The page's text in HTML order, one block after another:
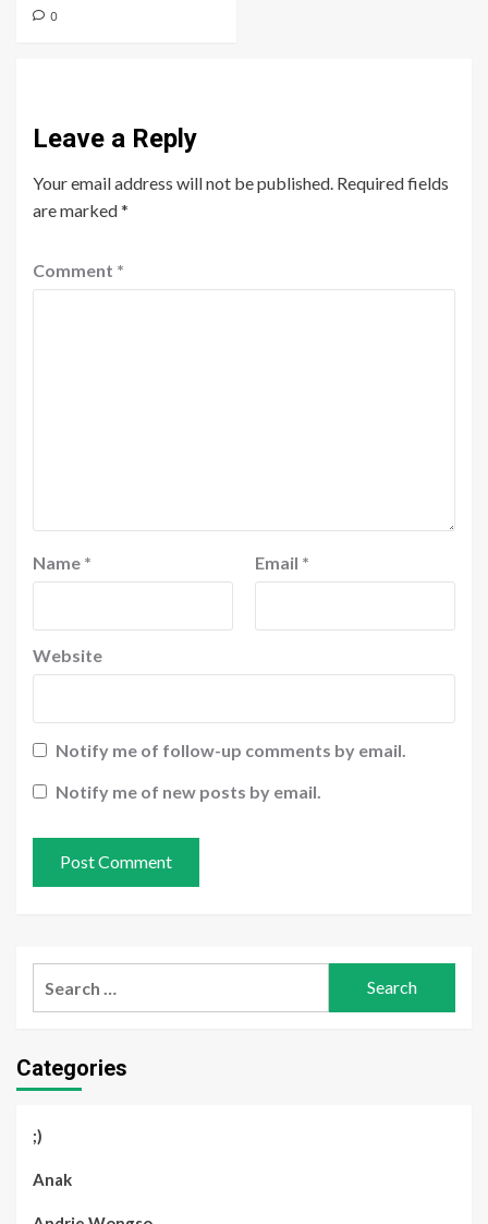
0
Leave a Reply
Your email address will not be published. Required fields
are marked*
Comment *
Name * Email *
Website
Notify me of follow-up comments by email.
Notify me of new posts by email.
Categories
;)
Anak